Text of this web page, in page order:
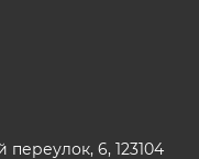
6, 123104